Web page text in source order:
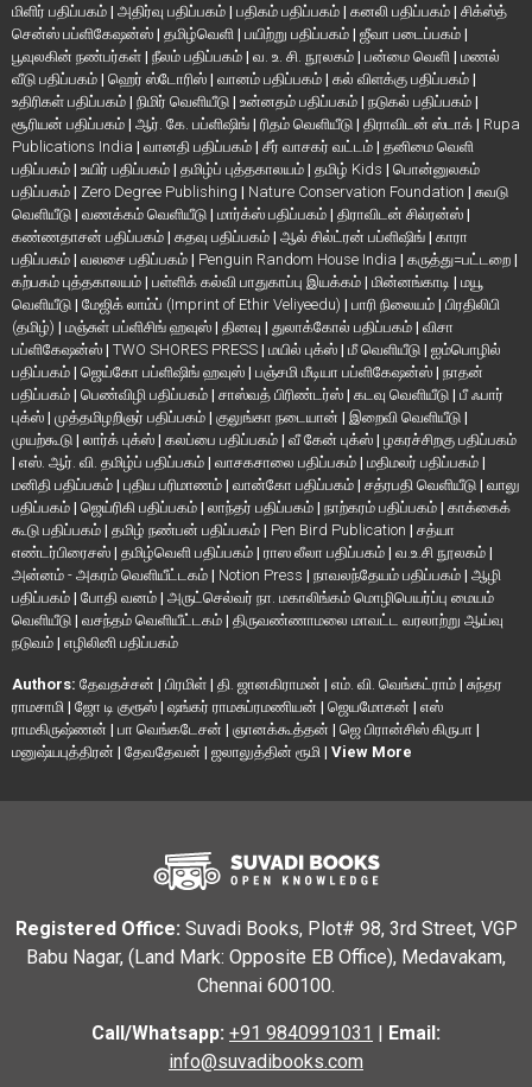
மிளிர் பதிப்பகம் | அதிர்வு பதிப்பகம் | பதிகம் பதிப்பகம் | கனலி பதிப்பகம் | சிக்ஸ்த்
சென்ஸ் பப்ளிகேஷன்ஸ் | தமிழ்வெளி | பயிற்று பதிப்பகம் | ஜீவா படைப்பகம் |
பூவுலகின் நண்பர்கள் | நீலம் பதிப்பகம் | வ. உ. சி. நூலகம் | பன்மை வெளி | மணல்
வீடு பதிப்பகம் | ஹெர் ஸ்டோரிஸ் | வானம் பதிப்பகம் | கல் விளக்கு பதிப்பகம் |
உதிரிகள் பதிப்பகம் | நிமிர் வெளியீடு | உன்னதம் பதிப்பகம் | நடுகல் பதிப்பகம் |
சூரியன் பதிப்பகம் | ஆர். கே. பப்ளிஷிங் | ரிதம் வெளியீடு | திராவிடன் ஸ்டாக் | Rupa
Publications India | வானதி பதிப்பகம் | சீர் வாசகர் வட்டம் | தனிமை வெளி
பதிப்பகம் | உயிர் பதிப்பகம் | தமிழ்ப் புத்தகாலயம் | தமிழ் Kids | பொன்னுலகம்
பதிப்பகம் | Zero Degree Publishing | Nature Conservation Foundation | சுவடு
வெளியீடு | வணக்கம் வெளியீடு | மார்க்ஸ் பதிப்பகம் | திராவிடன் சில்ரன்ஸ் |
கண்ணதாசன் பதிப்பகம் | கதவு பதிப்பகம் | ஆல் சில்ட்ரன் பப்ளிஷிங் | காரா
பதிப்பகம் | வலசை பதிப்பகம் | Penguin Random House India | கருத்து=பட்டறை |
கற்பகம் புத்தகாலயம் | பள்ளிக் கல்வி பாதுகாப்பு இயக்கம் | மின்னங்காடி | மயூ
வெளியீடு | மேஜிக் லாம்ப் (Imprint of Ethir Veliyeedu) | பாரி நிலையம் | பிரதிலிபி
(தமிழ்) | மஞ்சுள் பப்ளிசிங் ஹவுஸ் | தினவு | துலாக்கோல் பதிப்பகம் | விசா
பப்ளிகேஷன்ஸ் | TWO SHORES PRESS | மயில் புக்ஸ் | மீ வெளியீடு | ஐம்பொழில்
பதிப்பகம் | ஜெய்கோ பப்ளிஷிங் ஹவுஸ் | பஞ்சமி மீடியா பப்ளிகேஷன்ஸ் | நாதன்
பதிப்பகம் | பெண்விழி பதிப்பகம் | சாஸ்வத் பிரிண்டர்ஸ் | கடவு வெளியீடு | பீ ஃபார்
புக்ஸ் | முத்தமிழறிஞர் பதிப்பகம் | குலுங்கா நடையான் | இறைவி வெளியீடு |
முயற்கூடு | லார்க் புக்ஸ் | கலப்பை பதிப்பகம் | வீ கேன் புக்ஸ் | ழகரச்சிறகு பதிப்பகம்
| எஸ். ஆர். வி. தமிழ்ப் பதிப்பகம் | வாசகசாலை பதிப்பகம் | மதிமலர் பதிப்பகம் |
மனிதி பதிப்பகம் | புதிய பரிமாணம் | வான்கோ பதிப்பகம் | சத்ரபதி வெளியீடு | வாலு
பதிப்பகம் | ஜெய்ரிகி பதிப்பகம் | லாந்தர் பதிப்பகம் | நாற்கரம் பதிப்பகம் | காக்கைக்
கூடு பதிப்பகம் | தமிழ் நண்பன் பதிப்பகம் | Pen Bird Publication | சத்யா
எண்டர்பிரைசஸ் | தமிழ்வெளி பதிப்பகம் | ராஸ லீலா பதிப்பகம் | வ.உ.சி நூலகம் |
அன்னம் - அகரம் வெளியீட்டகம் | Notion Press | நாவலந்தேயம் பதிப்பகம் | ஆழி
பதிப்பகம் | போதி வனம் | அருட்செல்வர் நா. மகாலிங்கம் மொழிபெயர்ப்பு மையம்
வெளியீடு | வசந்தம் வெளியீட்டகம் | திருவண்ணாமலை மாவட்ட வரலாற்று ஆய்வு
நடுவம் | எழிலினி பதிப்பகம்
Authors: தேவதச்சன் | பிரமிள் | தி. ஜானகிராமன் | எம். வி. வெங்கட்ராம் | சுந்தர
ராமசாமி | ஜோ டி குரூஸ் | ஷங்கர் ராமசுப்ரமணியன் | ஜெயமோகன் | எஸ்
ராமகிருஷ்ணன் | பா வெங்கடேசன் | ஞானக்கூத்தன் | ஜெ பிரான்சிஸ் கிருபா |
மனுஷ்யபுத்திரன் | தேவதேவன் | ஜலாலுத்தின் ரூமி | View More
Registered Office: Suvadi Books, Plot# 98, 3rd Street, VGP
Babu Nagar, (Land Mark: Opposite EB Office), Medavakam,
Chennai 600100.
Call/Whatsapp: +91 9840991031 | Email:
info@suvadibooks.com